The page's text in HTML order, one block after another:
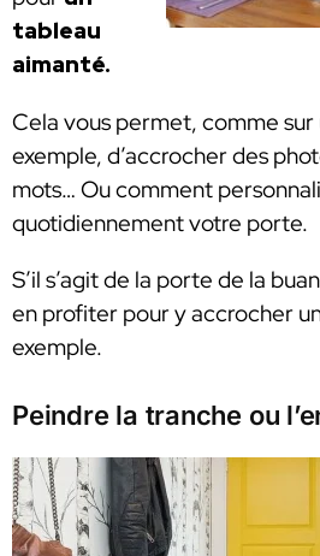
tableau
aimanté.
Cela vous permet, comme
exemple, d’accrocher des
mots… Ou comment
quotidiennement votre porte.
S’il s’agit de la porte de la
en profiter pour y accrocher
exemple.
Peindre la tranche ou